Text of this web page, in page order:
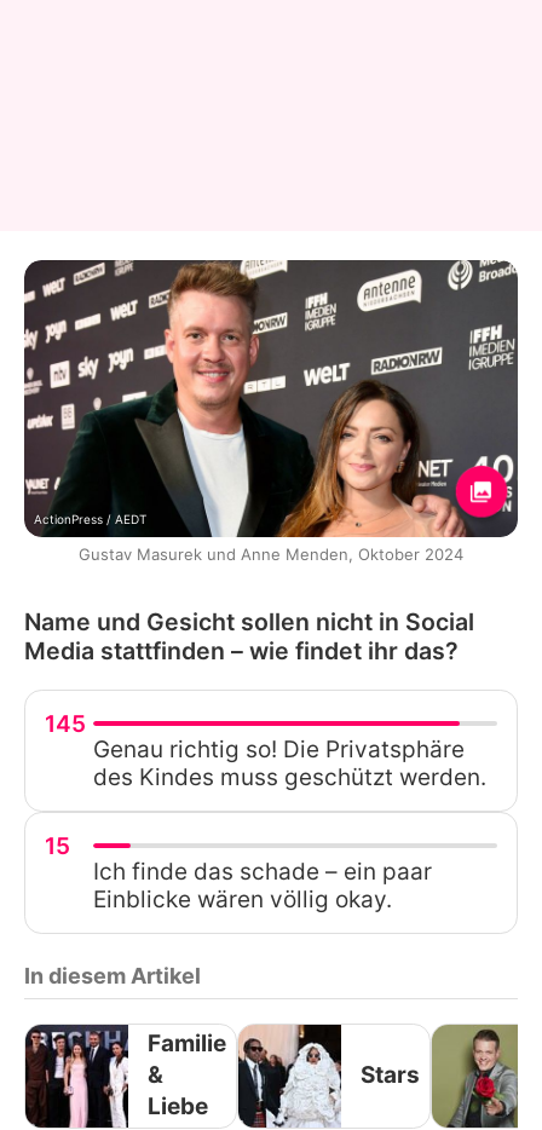
ActionPress / AEDT
Gustav Masurek und Anne Menden, Oktober 2024
Name und Gesicht sollen nicht in Social
Media stattfinden – wie findet ihr das?
145
Genau richtig so! Die Privatsphäre
des Kindes muss geschützt werden.
15
Ich finde das schade – ein paar
Einblicke wären völlig okay.
In diesem Artikel
Familie
&
Liebe
Stars